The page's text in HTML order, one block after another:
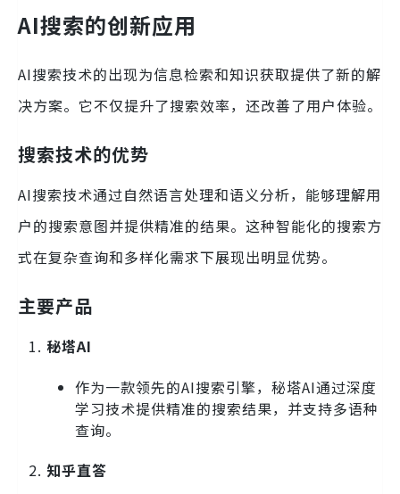
AI搜索的创新应用
AI搜索技术的出现为信息检索和知识获取提供了新的解
决方案。它不仅提升了搜索效率，还改善了用户体验。
搜索技术的优势
AI搜索技术通过自然语言处理和语义分析，能够理解用
户的搜索意图并提供精准的结果。这种智能化的搜索方
式在复杂查询和多样化需求下展现出明显优势。
主要产品
秘塔AI
作为一款领先的AI搜索引擎，秘塔AI通过深度
学习技术提供精准的搜索结果，并支持多语种
查询。
知乎直答